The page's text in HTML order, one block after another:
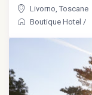
Livorno ,Toscane
Boutique Hotel /